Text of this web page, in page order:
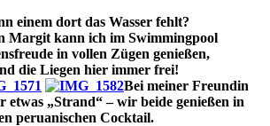
einem dort das Wasser fehlt?
Margit kann ich im Swimmingpool
in vollen Zügen genießen,
die Liegen hier immer frei!
Bei meiner Freundin
etwas „Strand“ – wir beide genießen in
peruanischen Cocktail.